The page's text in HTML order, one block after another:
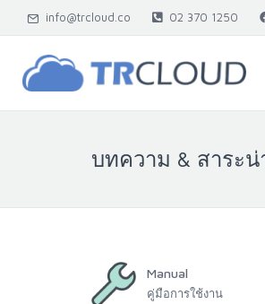
info@trcloud.co 02 370 1250
บทความ & สาระน่
Manual
คู่มือการใช้งาน